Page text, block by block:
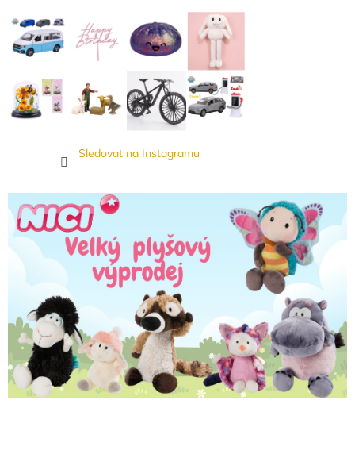
Sledovat na Instagramu